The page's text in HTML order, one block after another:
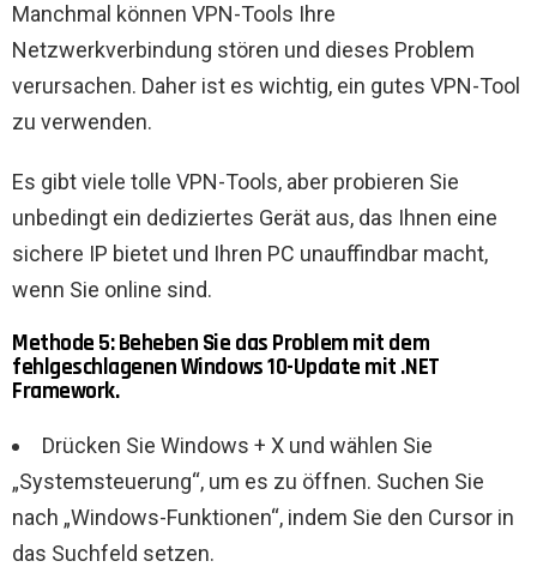
Manchmal können VPN-Tools Ihre
Netzwerkverbindung stören und dieses Problem
verursachen. Daher ist es wichtig, ein gutes VPN-Tool
zu verwenden.
Es gibt viele tolle VPN-Tools, aber probieren Sie
unbedingt ein dediziertes Gerät aus, das Ihnen eine
sichere IP bietet und Ihren PC unauffindbar macht,
wenn Sie online sind.
Methode 5: Beheben Sie das Problem mit dem
fehlgeschlagenen Windows 10-Update mit .NET
Framework.
Drücken Sie Windows + X und wählen Sie
„Systemsteuerung“, um es zu öffnen. Suchen Sie
nach „Windows-Funktionen“, indem Sie den Cursor in
das Suchfeld setzen.